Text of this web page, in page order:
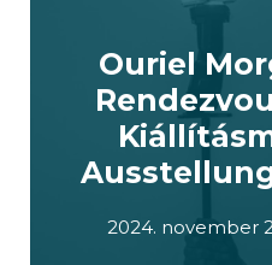
Ouriel
2024. november